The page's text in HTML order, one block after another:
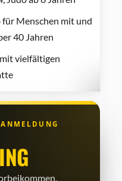
Menschen mit und
40 Jahren
vielfältigen